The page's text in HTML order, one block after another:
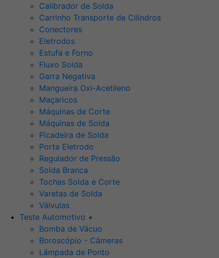
Calibrador de Solda
Carrinho Transporte de Cilindros
Conectores
Eletrodos
Estufa e Forno
Fluxo Solda
Garra Negativa
Mangueira Oxi-Acetileno
Maçaricos
Máquinas de Corte
Máquinas de Solda
Picadeira de Solda
Porta Eletrodo
Regulador de Pressão
Solda Branca
Tochas Solda e Corte
Varetas de Solda
Válvulas
Teste Automotivo +
Bomba de Vácuo
Boroscópio - Câmeras
Lâmpada de Ponto